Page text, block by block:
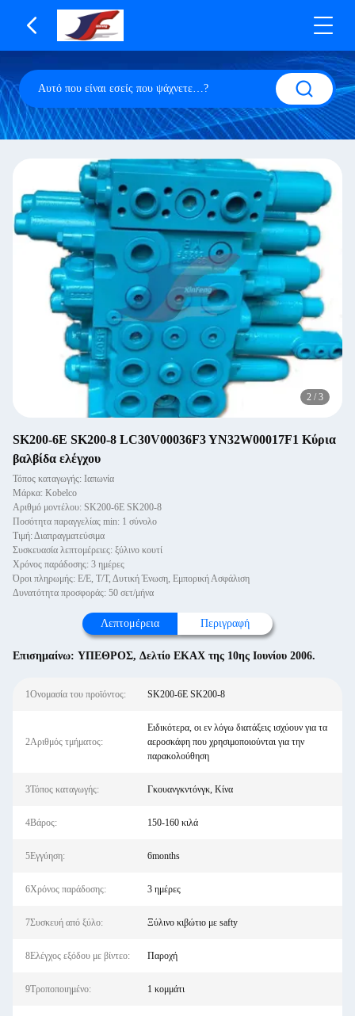
2 / 3
SK200-6E SK200-8 LC30V00036F3 YN32W00017F1 Κύρια
βαλβίδα ελέγχου
Τόπος καταγωγής: Ιαπωνία
Μάρκα: Kobelco
Αριθμό μοντέλου: SK200-6E SK200-8
Ποσότητα παραγγελίας min: 1 σύνολο
Τιμή: Διαπραγματεύσιμα
Συσκευασία λεπτομέρειες: ξύλινο κουτί
Χρόνος παράδοσης: 3 ημέρες
Όροι πληρωμής: Ε/Ε, Τ/Τ, Δυτική Ένωση, Εμπορική Ασφάλιση
Δυνατότητα προσφοράς: 50 σετ/μήνα
Λεπτομέρεια Περιγραφή
Επισημαίνω: ΥΠΕΘΡΟΣ, Δελτίο ΕΚΑΧ της 10ης Ιουνίου 2006.
1Ονομασία του προϊόντος: SK200-6E SK200-8
2Αριθμός τμήματος:
Ειδικότερα, οι εν λόγω διατάξεις ισχύουν για τα
αεροσκάφη που χρησιμοποιούνται για την
παρακολούθηση
3Τόπος καταγωγής: Γκουανγκντόνγκ, Κίνα
4Βάρος: 150-160 κιλά
5Εγγύηση: 6months
6Χρόνος παράδοσης: 3 ημέρες
7Συσκευή από ξύλο: Ξύλινο κιβώτιο με safty
8Ελέγχος εξόδου με βίντεο: Παροχή
9Τροποποιημένο: 1 κομμάτι